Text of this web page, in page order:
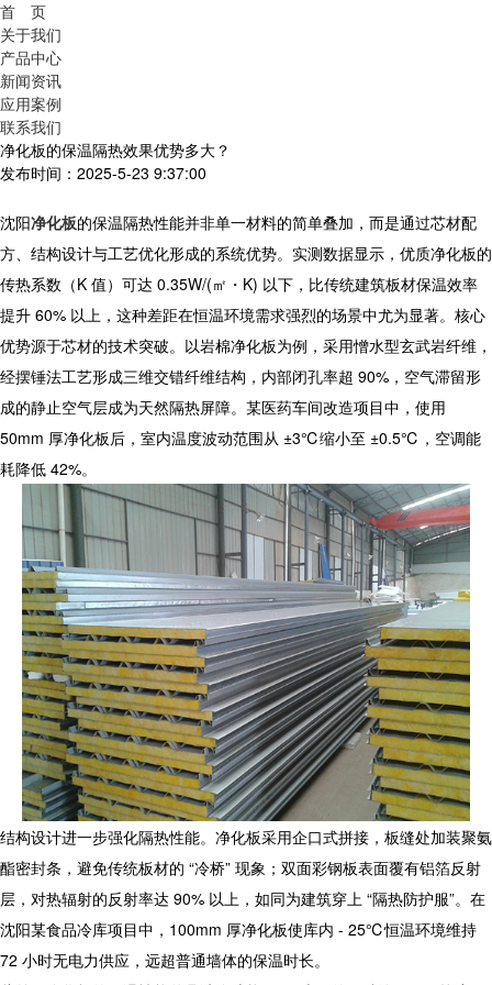
首 页
关于我们
产品中心
新闻资讯
应用案例
联系我们
净化板的保温隔热效果优势多大？
发布时间：2025-5-23 9:37:00
沈阳净化板的保温隔热性能并非单一材料的简单叠加，而是通过芯材配
方、结构设计与工艺优化形成的系统优势。实测数据显示，优质净化板的
传热系数（K 值）可达 0.35W/(㎡・K) 以下，比传统建筑板材保温效率
提升 60% 以上，这种差距在恒温环境需求强烈的场景中尤为显著。核心
优势源于芯材的技术突破。以岩棉净化板为例，采用憎水型玄武岩纤维，
经摆锤法工艺形成三维交错纤维结构，内部闭孔率超 90%，空气滞留形
成的静止空气层成为天然隔热屏障。某医药车间改造项目中，使用
50mm 厚净化板后，室内温度波动范围从 ±3℃缩小至 ±0.5℃，空调能
耗降低 42%。
结构设计进一步强化隔热性能。 净化板采用企口式拼接，板缝处加装聚氨
酯密封条，避免传统板材的 “冷桥” 现象；双面彩钢板表面覆有铝箔反射
层，对热辐射的反射率达 90% 以上，如同为建筑穿上 “隔热防护服”。在
沈阳某食品冷库项目中，100mm 厚净化板使库内 - 25℃恒温环境维持
72 小时无电力供应，远超普通墙体的保温时长。​